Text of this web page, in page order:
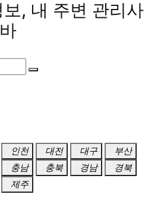
, 내 주변 관리사
인천 대전 대구
부산
충남 충북 경남
경북
제주